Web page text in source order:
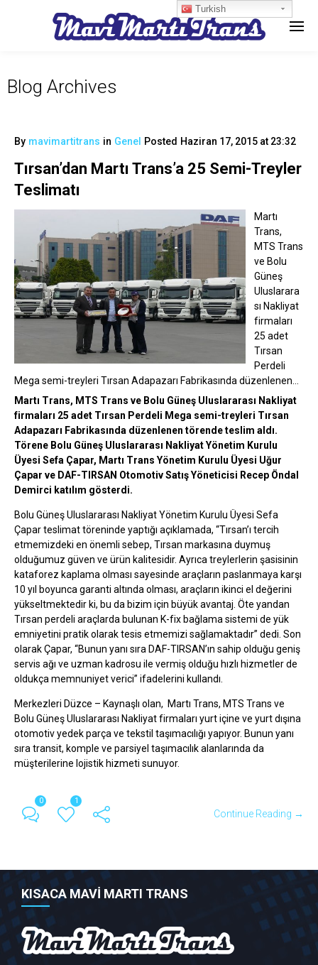
Blog Archives
By mavimartitrans in Genel Posted Haziran 17, 2015 at 23:32
Tırsan’dan Martı Trans’a 25 Semi-Treyler
Teslimatı
Martı
Trans,
MTS Trans
ve Bolu
Güneş
Uluslarara
sı Nakliyat
firmaları
25 adet
Tırsan
Perdeli
Mega semi-treyleri Tırsan Adapazarı Fabrikasında düzenlenen…
Martı Trans, MTS Trans ve Bolu Güneş Uluslararası Nakliyat
firmaları 25 adet Tırsan Perdeli Mega semi-treyleri Tırsan
Adapazarı Fabrikasında düzenlenen törende teslim aldı.
Törene Bolu Güneş Uluslararası Nakliyat Yönetim Kurulu
Üyesi Sefa Çapar, Martı Trans Yönetim Kurulu Üyesi Uğur
Çapar ve DAF-TIRSAN Otomotiv Satış Yöneticisi Recep Öndal
Demirci katılım gösterdi.
Bolu Güneş Uluslararası Nakliyat Yönetim Kurulu Üyesi Sefa
Çapar teslimat töreninde yaptığı açıklamada, “Tırsan’ı tercih
etmemizdeki en önemli sebep, Tırsan markasına duymuş
olduğumuz güven ve ürün kalitesidir. Ayrıca treylerlerin şasisinin
kataforez kaplama olması sayesinde araçların paslanmaya karşı
10 yıl boyunca garanti altında olması, araçların ikinci el değerini
yükseltmektedir ki, bu da bizim için büyük avantaj. Öte yandan
Tırsan perdeli araçlarda bulunan K-fix bağlama sistemi de yük
emniyetini pratik olarak tesis etmemizi sağlamaktadır” dedi. Son
olarak Çapar, “Bunun yanı sıra DAF-TIRSAN’ın sahip olduğu geniş
servis ağı ve uzman kadrosu ile vermiş olduğu hızlı hizmetler de
oldukça memnuniyet verici” ifadelerini kullandı.
Merkezleri Düzce – Kaynaşlı olan, Martı Trans, MTS Trans ve
Bolu Güneş Uluslararası Nakliyat firmaları yurt içine ve yurt dışına
otomotiv yedek parça ve tekstil taşımacılığı yapıyor. Bunun yanı
sıra transit, komple ve parsiyel taşımacılık alanlarında da
müşterilerine lojistik hizmeti sunuyor.
0 1
Continue Reading →
KISACA MAVİ MARTI TRANS
Turkish